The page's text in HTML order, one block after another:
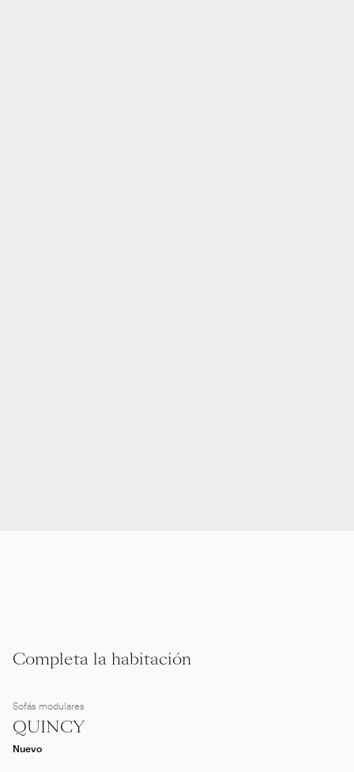
Completa la habitación
Sofás modulares
QUINCY
Nuevo